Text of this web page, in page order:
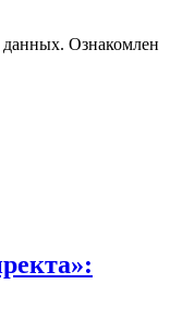
данных. Ознакомлен